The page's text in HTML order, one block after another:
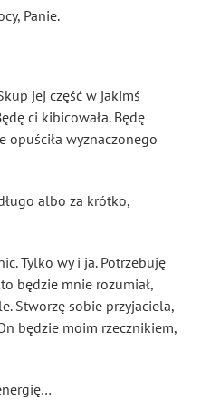
Panie.
jej część w jakimś
ci kibicowała. Będę
opuściła wyznaczonego
albo za krótko,
Tylko wy i ja. Potrzebuję
będzie mnie rozumiał,
Stworzę sobie przyjaciela,
będzie moim rzecznikiem,